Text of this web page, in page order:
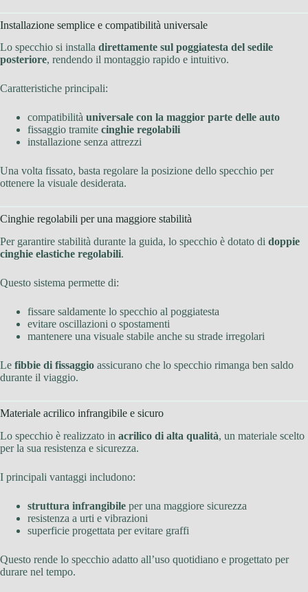
Installazione semplice e compatibilità universale
Lo specchio si installa direttamente sul poggiatesta del sedile
posteriore, rendendo il montaggio rapido e intuitivo.
Caratteristiche principali:
compatibilità universale con la maggior parte delle auto
fissaggio tramite cinghie regolabili
installazione senza attrezzi
Una volta fissato, basta regolare la posizione dello specchio per
ottenere la visuale desiderata.
Cinghie regolabili per una maggiore stabilità
Per garantire stabilità durante la guida, lo specchio è dotato di doppie
cinghie elastiche regolabili.
Questo sistema permette di:
fissare saldamente lo specchio al poggiatesta
evitare oscillazioni o spostamenti
mantenere una visuale stabile anche su strade irregolari
Le fibbie di fissaggio assicurano che lo specchio rimanga ben saldo
durante il viaggio.
Materiale acrilico infrangibile e sicuro
Lo specchio è realizzato in acrilico di alta qualità, un materiale scelto
per la sua resistenza e sicurezza.
I principali vantaggi includono:
struttura infrangibile per una maggiore sicurezza
resistenza a urti e vibrazioni
superficie progettata per evitare graffi
Questo rende lo specchio adatto all’uso quotidiano e progettato per
durare nel tempo.